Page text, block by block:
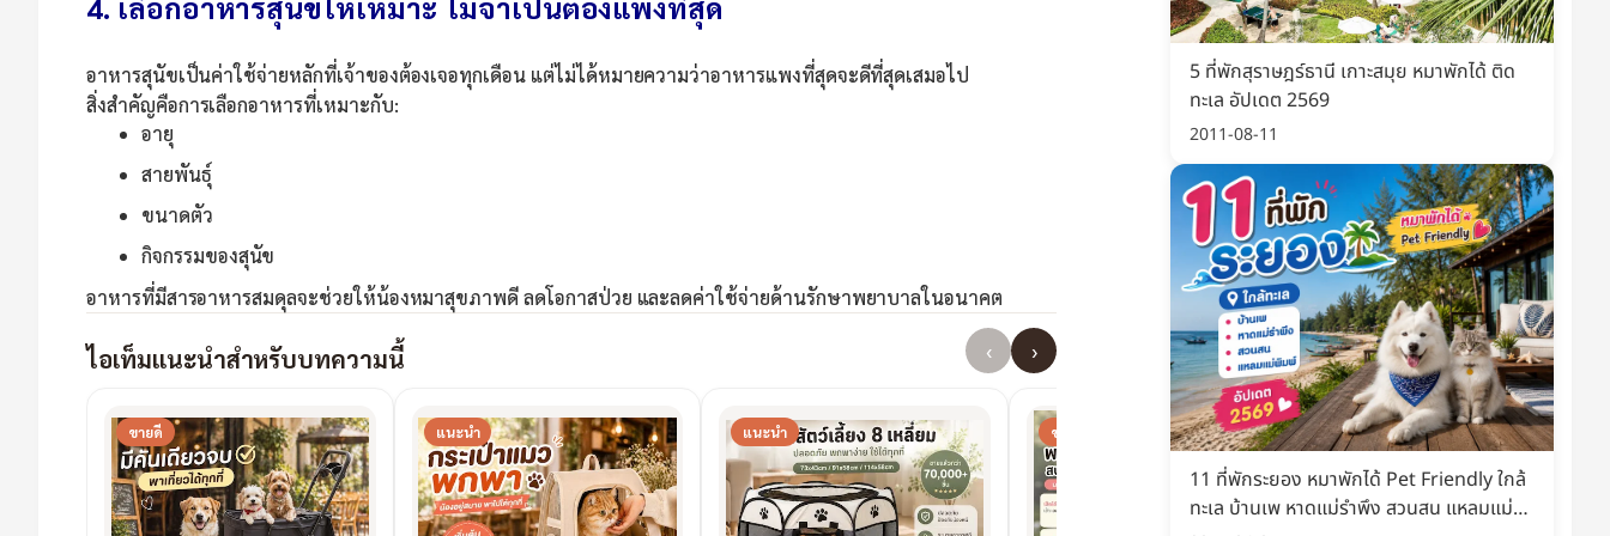
อาหารสุนัขเป็นค่าใช้จ่ายหลักที่เจ้าของต้องเจอทุกเดือน แต่ไม่ได้หมายความว่าอาหารแพงที่สุดจะดีที่สุดเสมอไป
สิ่งสำคัญคือการเลือกอาหารที่เหมาะกับ:
อายุ
สายพันธุ์
ขนาดตัว
กิจกรรมของสุนัข
อาหารที่มีสารอาหารสมดุลจะช่วยให้น้องหมาสุขภาพดี ลดโอกาสป่วย และลดค่าใช้จ่ายด้านรักษาพยาบาลในอนาคต
ไอเท็มแนะนำสำหรับบทความนี้ ‹ ›
ขายดี แนะนำ แนะนำ ขายดี แนะนำ
5 ที่พักสุราษฎร์ธานี เกาะสมุย หมาพักได้ ติด
ทะเล อัปเดต 2569
2011-08-11
11 ที่พักระยอง หมาพักได้ Pet Friendly ใกล้
ทะเล บ้านเพ หาดแม่รำพึง สวนสน แหลมแม่